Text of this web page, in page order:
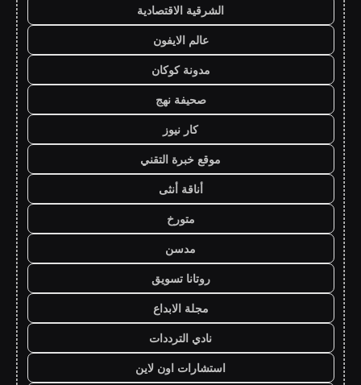
الشرقية الاقتصادية
عالم الايفون
مدونة كوكان
صحيفة نهج
كار نيوز
موقع خبرة التقني
أناقة أنثى
متورخ
مدسن
روتانا تسويق
مجلة الابداع
نادي الترددات
استشارات اون لاين